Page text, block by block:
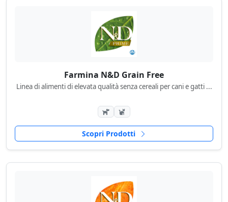
Farmina N&D Grain Free
Linea di alimenti di elevata qualità senza cereali per cani e gatti ...
Scopri Prodotti